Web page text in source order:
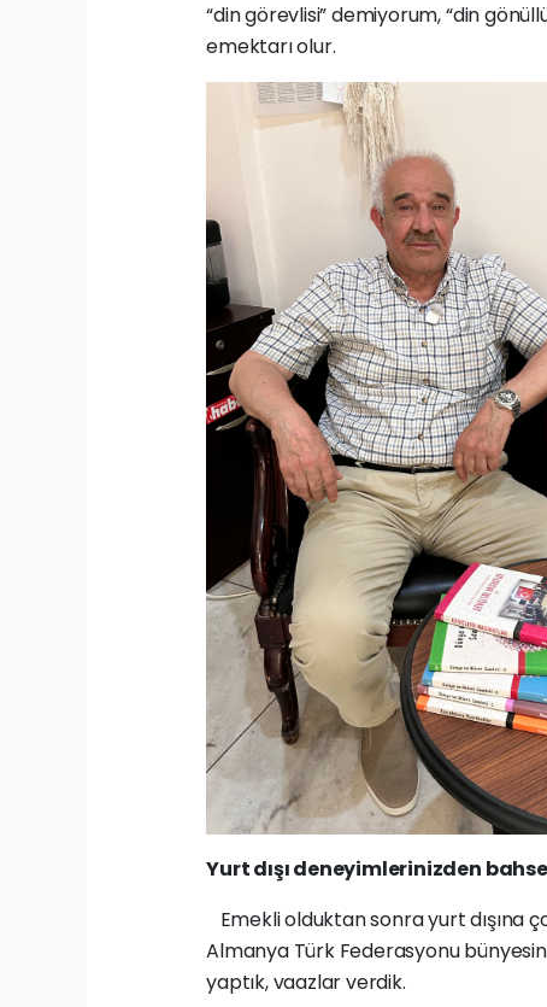
“din görevlisi” demiyorum, “din
emektarı olur.
Yurt dışı deneyimlerinizden
Emekli olduktan sonra yurt dışına
Almanya Türk Federasyonu
yaptık, vaazlar verdik.